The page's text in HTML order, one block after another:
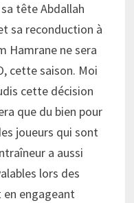
tête Abdallah
sa reconduction à
Hamrane ne sera
cette saison. Moi
cette décision
que du bien pour
joueurs qui sont
a aussi
lors des
engageant